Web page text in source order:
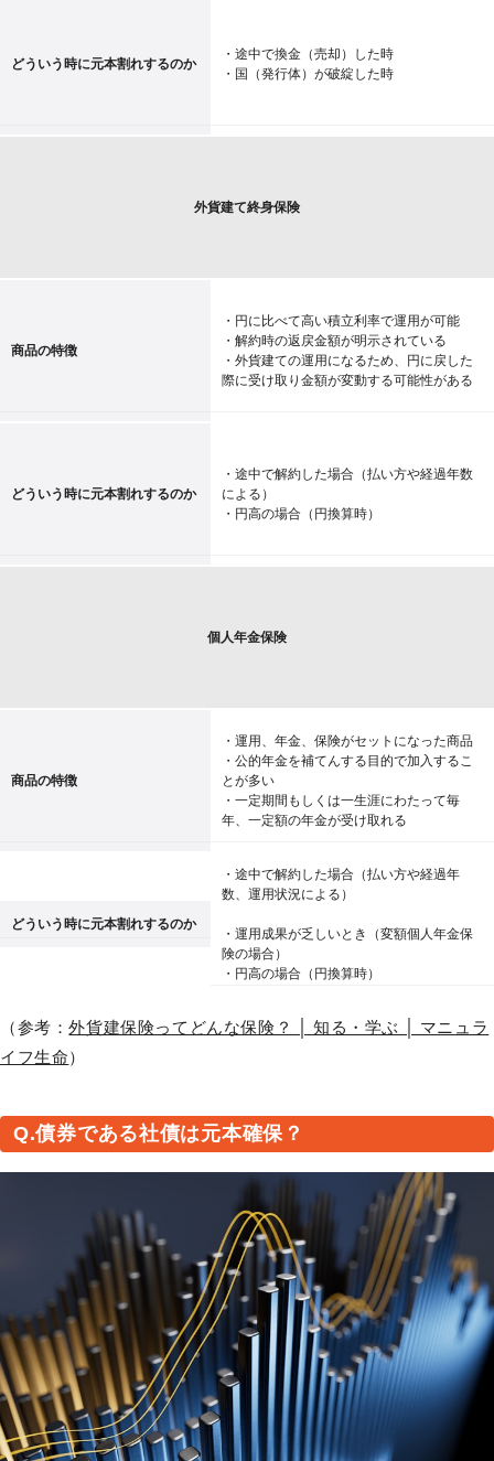
どういう時に元本割れするのか
・途中で換金（売却）した時
・国（発行体）が破綻した時
外貨建て終身保険
商品の特徴
・円に比べて高い積立利率で運用が可能
・解約時の返戻金額が明示されている
・外貨建ての運用になるため、円に戻した
際に受け取り金額が変動する可能性がある
どういう時に元本割れするのか
・途中で解約した場合（払い方や経過年数
による）
・円高の場合（円換算時）
個人年金保険
商品の特徴
・運用、年金、保険がセットになった商品
・公的年金を補てんする目的で加入するこ
とが多い
・一定期間もしくは一生涯にわたって毎
年、一定額の年金が受け取れる
どういう時に元本割れするのか
・途中で解約した場合（払い方や経過年
数、運用状況による）
・運用成果が乏しいとき（変額個人年金保
険の場合）
・円高の場合（円換算時）
（参考：外貨建保険ってどんな保険？ │ 知る・学ぶ │ マニュラ
イフ生命）
Q.債券である社債は元本確保？